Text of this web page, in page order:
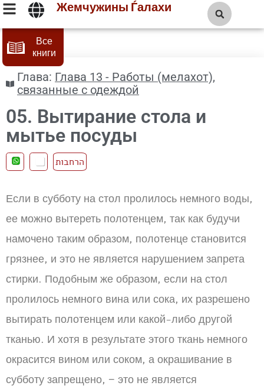
Жемчужины Ѓалахи
Все
книги
Глава: Глава 13 - Работы (мелахот),
связанные с одеждой
05. Вытирание стола и
мытье посуды
הרחבות
Если в субботу на стол пролилось немного воды,
ее можно вытереть полотенцем, так как будучи
намочено таким образом, полотенце становится
грязнее, и это не является нарушением запрета
стирки. Подобным же образом, если на стол
пролилось немного вина или сока, их разрешено
вытирать полотенцем или какой-либо другой
тканью. И хотя в результате этого ткань немного
окрасится вином или соком, а окрашивание в
субботу запрещено, − это не является